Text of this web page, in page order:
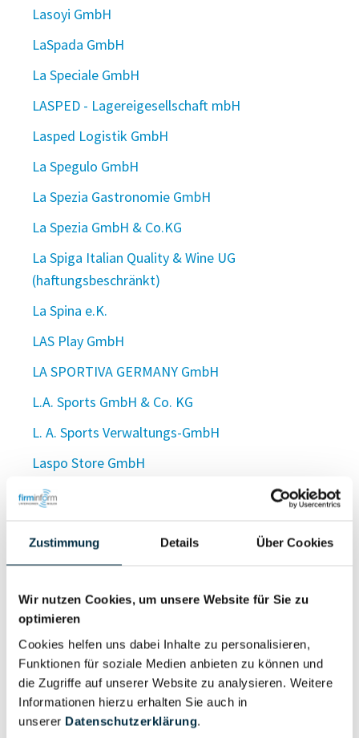
Zustimmung Details Über Cookies
Wir nutzen Cookies, um unsere Website für Sie zu
optimieren
Cookies helfen uns dabei Inhalte zu personalisieren,
Funktionen für soziale Medien anbieten zu können und
die Zugriffe auf unserer Website zu analysieren. Weitere
Informationen hierzu erhalten Sie auch in
unserer Datenschutzerklärung.
Lasoyi GmbH
LaSpada GmbH
La Speciale GmbH
LASPED - Lagereigesellschaft mbH
Lasped Logistik GmbH
La Spegulo GmbH
La Spezia Gastronomie GmbH
La Spezia GmbH & Co.KG
La Spiga Italian Quality & Wine UG
(haftungsbeschränkt)
La Spina e.K.
LAS Play GmbH
LA SPORTIVA GERMANY GmbH
L.A. Sports GmbH & Co. KG
L. A. Sports Verwaltungs-GmbH
Laspo Store GmbH
Laspur Europe GmbH
LASRAM GmbH
Lassacher Immobilien UG (haftungsbeschränkt)
Lassahn Gastronomie Betriebs-GmbH
Laßahn Imperium GmbH
Lassahn Ventures UG (haftungsbeschränkt)